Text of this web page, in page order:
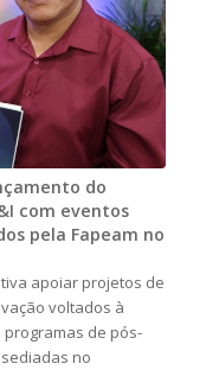
do
com eventos
pela Fapeam no
apoiar projetos de
voltados à
de pós-
no